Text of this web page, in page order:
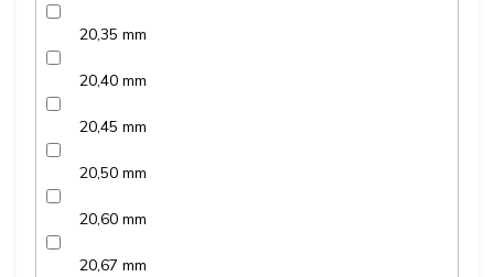
20,35 mm
20,40 mm
20,45 mm
20,50 mm
20,60 mm
20,67 mm